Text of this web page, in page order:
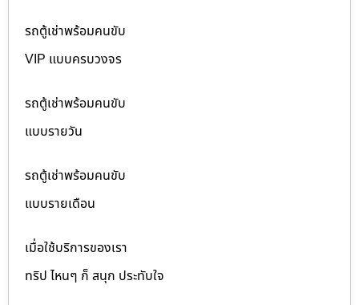
รถตู้เช่าพร้อมคนขับ
VIP แบบครบวงจร
รถตู้เช่าพร้อมคนขับ
แบบรายวัน
รถตู้เช่าพร้อมคนขับ
แบบรายเดือน
เมื่อใช้บริการของเรา
ทริป ไหนๆ ก็ สนุก ประทับใจ